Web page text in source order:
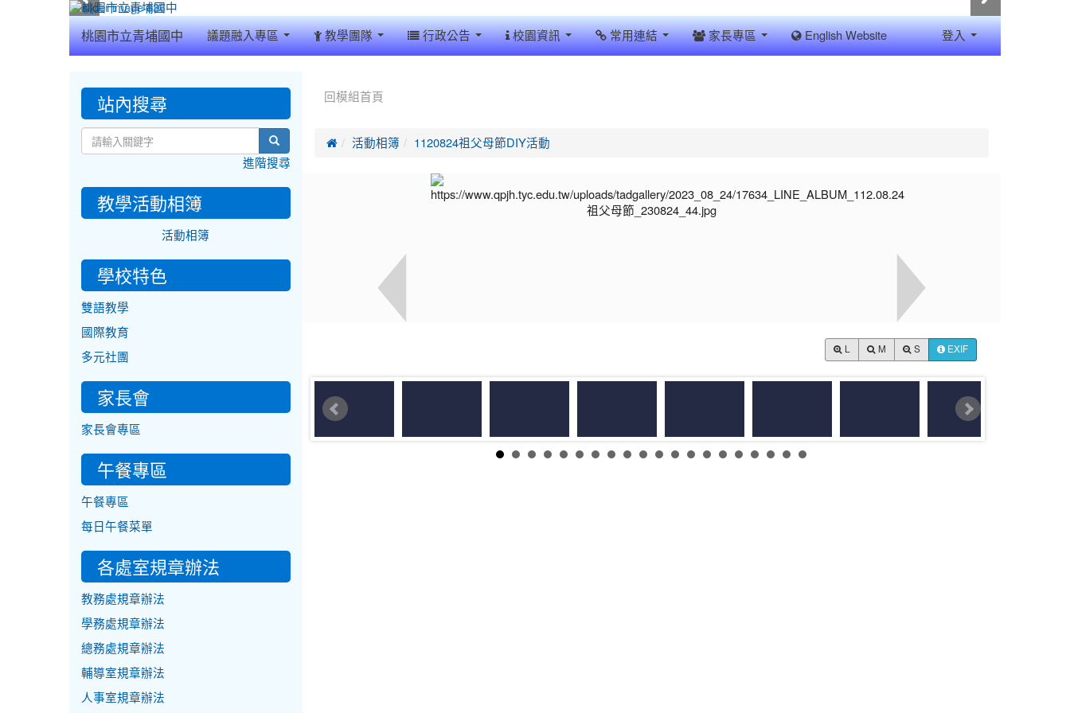
桃園市立青埔國中 議題融入專區 教學團隊 行政公告 校園資訊 常用連結 家長專區 English Website 登入
回模組首頁
 活動相簿 1120824祖父母節DIY活動
M S EXIF
::: 站內搜尋
search
進階搜尋
教學活動相簿
活動相簿
學校特色
雙語教學
國際教育
多元社團
家長會
家長會專區
午餐專區
午餐專區
每日午餐菜單
各處室規章辦法
教務處規章辦法
學務處規章辦法
總務處規章辦法
輔導室規章辦法
人事室規章辦法